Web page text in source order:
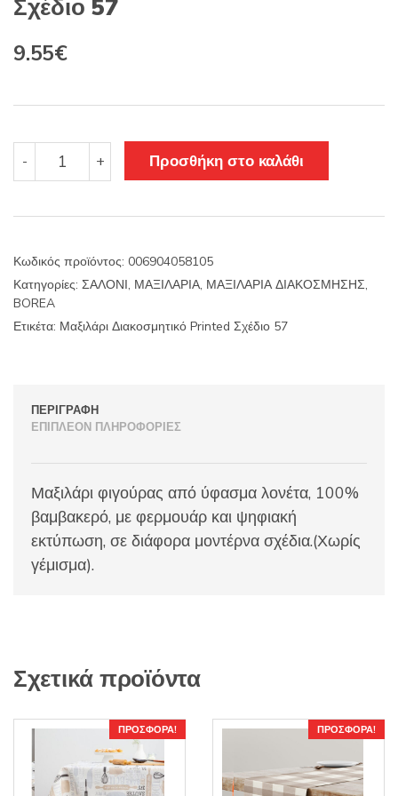
Σχέδιο 57
Original
11.22€.
9.55€Η
είναι:
9.55€.
-
Μαξιλάρι
Διακοσμητικό
+ Προσθήκη στο καλάθι
Κωδικός προϊόντος: 006904058105
Κατηγορίες: ΣΑΛΟΝΙ, ΜΑΞΙΛΑΡΙΑ, ΜΑΞΙΛΑΡΙΑ ΔΙΑΚΟΣΜΗΣΗΣ,
BOREA
Ετικέτα: Μαξιλάρι Διακοσμητικό Printed Σχέδιο 57
ΠΕΡΙΓΡΑΦΉ
ΕΠΙΠΛΈΟΝ ΠΛΗΡΟΦΟΡΊΕΣ
Μαξιλάρι φιγούρας από ύφασμα λονέτα, 100%
βαμβακερό, με φερμουάρ και ψηφιακή
εκτύπωση, σε διάφορα μοντέρνα σχέδια.(Χωρίς
γέμισμα).
Σχετικά προϊόντα
ΠΡΟΣΦΟΡΆ! ΠΡΟΣΦΟΡΆ!